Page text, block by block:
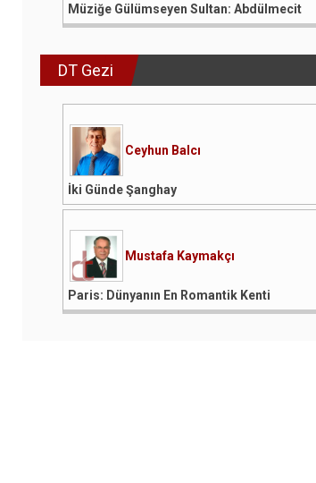
Müziğe Gülümseyen Sultan: Abdülmecit
DT Gezi
Ceyhun Balcı
İki Günde Şanghay
Mustafa Kaymakçı
Paris: Dünyanın En Romantik Kenti